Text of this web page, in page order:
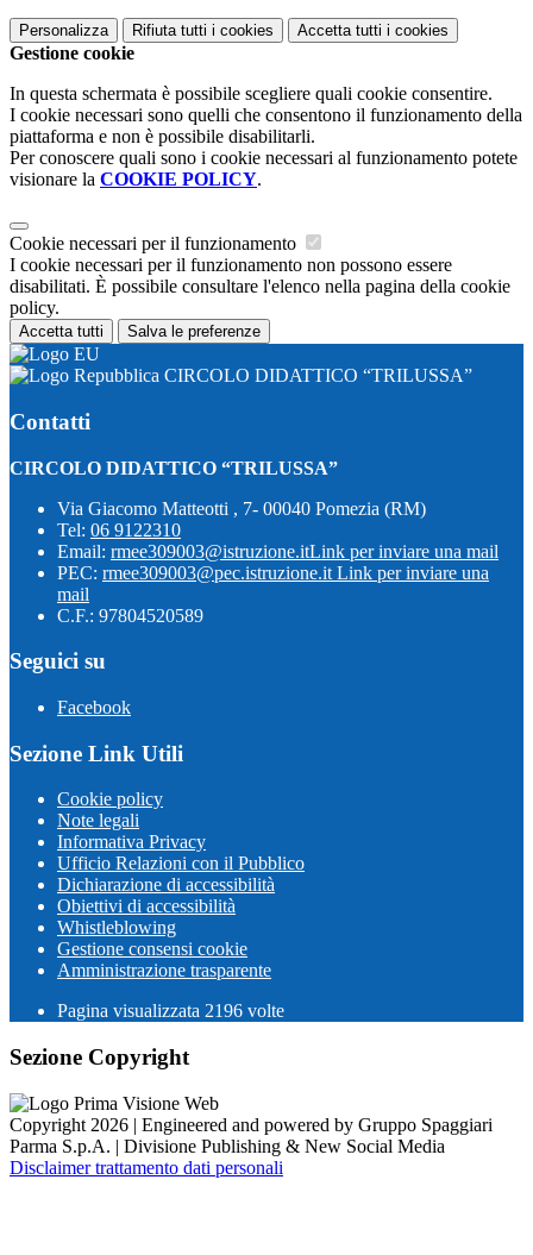
Personalizza Rifiuta tutti i cookies Accetta tutti i cookies
Gestione cookie
In questa schermata è possibile scegliere quali cookie consentire.
I cookie necessari sono quelli che consentono il funzionamento della
piattaforma e non è possibile disabilitarli.
Per conoscere quali sono i cookie necessari al funzionamento potete
visionare la COOKIE POLICY.
Cookie necessari per il funzionamento
I cookie necessari per il funzionamento non possono essere
disabilitati. È possibile consultare l'elenco nella pagina della cookie
policy.
Accetta tutti Salva le preferenze
CIRCOLO DIDATTICO “TRILUSSA”
Contatti
CIRCOLO DIDATTICO “TRILUSSA”
Via Giacomo Matteotti , 7- 00040 Pomezia (RM)
Tel: 06 9122310
Email: rmee309003@istruzione.itLink per inviare una mail
PEC: rmee309003@pec.istruzione.it Link per inviare una
mail
C.F.: 97804520589
Seguici su
Facebook
Sezione Link Utili
Cookie policy
Note legali
Informativa Privacy
Ufficio Relazioni con il Pubblico
Dichiarazione di accessibilità
Obiettivi di accessibilità
Whistleblowing
Gestione consensi cookie
Amministrazione trasparente
Pagina visualizzata 2196 volte
Sezione Copyright
Copyright 2026 | Engineered and powered by Gruppo Spaggiari
Parma S.p.A. | Divisione Publishing & New Social Media
Disclaimer trattamento dati personali